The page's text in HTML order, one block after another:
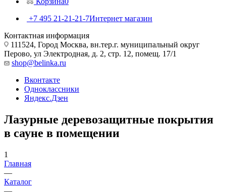
+7 495 21-21-21-7Интернет магазин
Контактная информация
111524, Город Москва, вн.тер.г. муниципальный округ
Перово, ул Электродная, д. 2, стр. 12, помещ. 17/1
shop@belinka.ru
Вконтакте
Одноклассники
Яндекс.Дзен
Лазурные деревозащитные покрытия
в сауне в помещении
1
Главная
—
Каталог